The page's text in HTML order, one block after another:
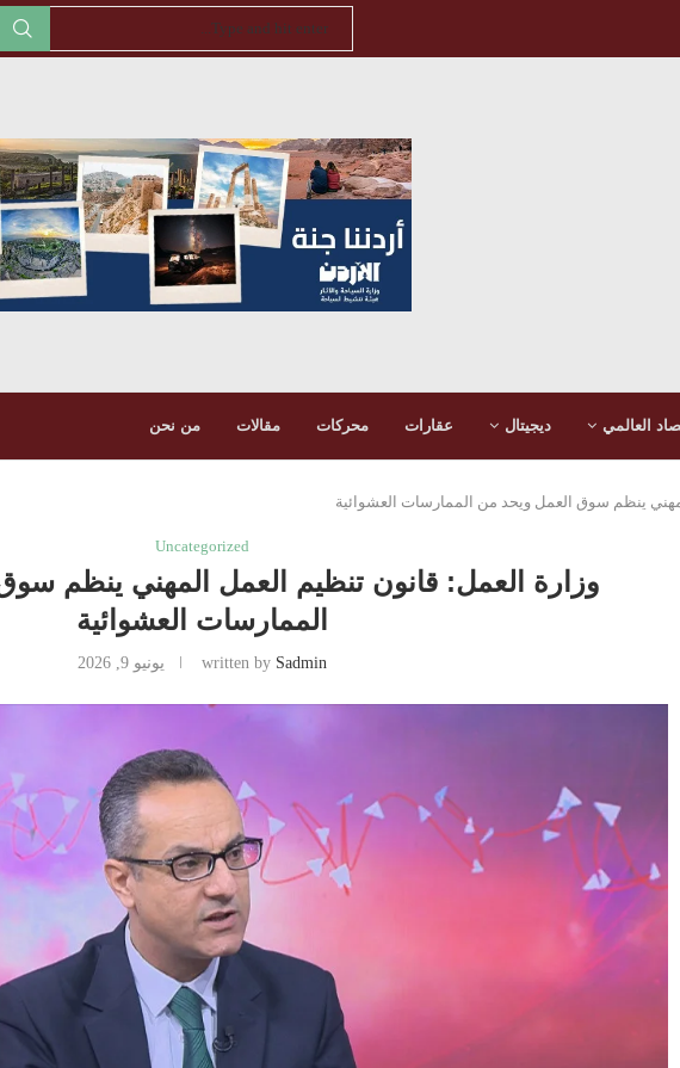
العالمي ديجيتال عقارات محركات مقالات من نحن
ينظم سوق العمل ويحد من الممارسات العشوائية
Uncategorized
وزارة العمل: قانون تنظيم العمل المهني ينظم
الممارسات العشوائية
written by Sadmin يونيو 9, 2026